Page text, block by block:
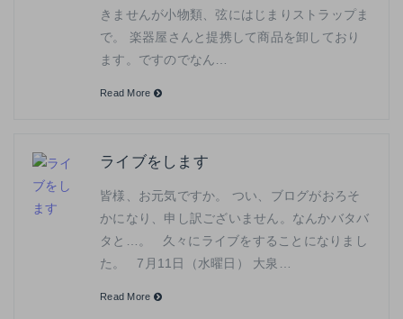
きませんが小物類、弦にはじまりストラップま
で。 楽器屋さんと提携して商品を卸しており
ます。ですのでなん…
Read More
ライブをします
皆様、お元気ですか。 つい、ブログがおろそ
かになり、申し訳ございません。なんかバタバ
タと…。 久々にライブをすることになりまし
た。 7月11日（水曜日） 大泉…
Read More